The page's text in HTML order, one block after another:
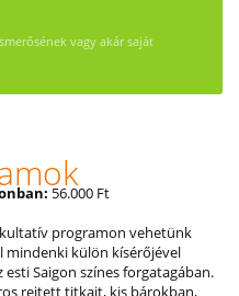
vagy akár saját
56.000 Ft
programon vehetünk
mindenki külön kísérőjével
Saigon színes forgatagában.
rejtett titkait, kis bárokban,